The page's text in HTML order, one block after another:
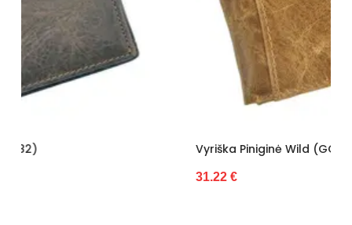
Vyriška Piniginė Wild (GG4583)